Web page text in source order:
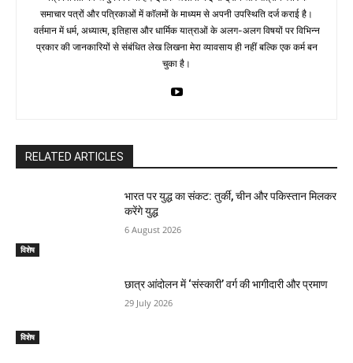
समाचार पत्रों और पत्रिकाओं में काॅलमों के माध्यम से अपनी उपस्थिति दर्ज कराई है।
वर्तमान में धर्म, अध्यात्म, इतिहास और धार्मिक यात्राओं के अलग-अलग विषयों पर विभिन्न
प्रकार की जानकारियों से संबंधित लेख लिखना मेरा व्यावसाय ही नहीं बल्कि एक कर्म बन
चुका है।
RELATED ARTICLES
विशेष
भारत पर युद्ध का संकट: तुर्की, चीन और पकिस्तान मिलकर
करेंगे युद्ध
6 August 2026
विशेष
छात्र आंदोलन में ‘संस्कारी’ वर्ग की भागीदारी और प्रमाण
29 July 2026